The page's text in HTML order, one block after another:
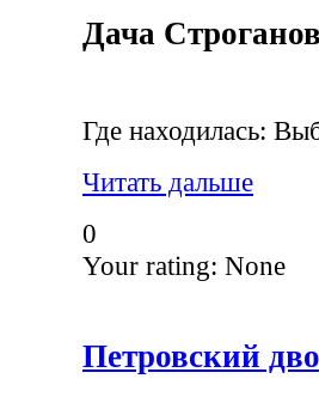
Дача
Где находилась:
Читать дальше
0
Your rating: None
Петровский